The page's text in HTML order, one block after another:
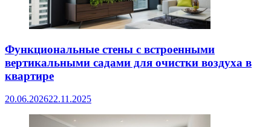
Функциональные стены с встроенными
вертикальными садами для очистки воздуха в
квартире
20.06.202622.11.2025